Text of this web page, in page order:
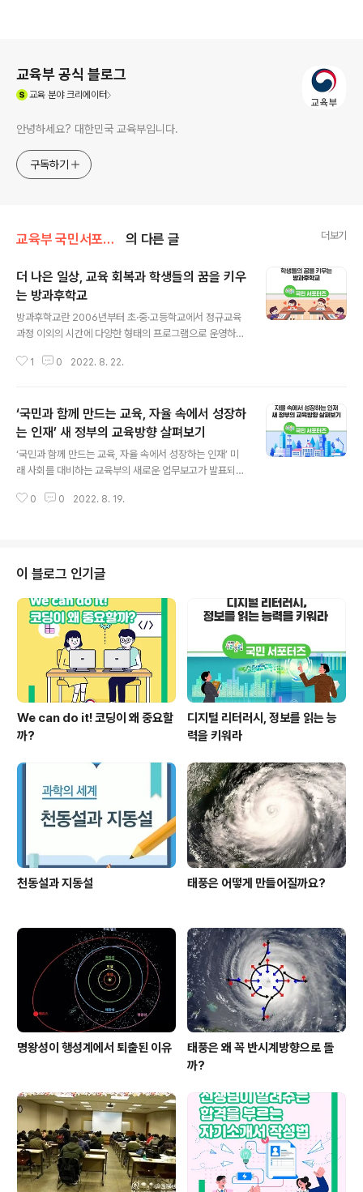
교육부 공식 블로그
교육분야 크리에이터
안녕하세요? 대한민국 교육부입니다.
구독하기
교육부 국민서포터즈 의 다른 글 더보기
더 나은 일상, 교육 회복과 학생들의 꿈을 키우
는 방과후학교
방과후학교란 2006년부터 초·중·고등학교에서 정규교육
과정 이외의 시간에 다양한 형태의 프로그램으로 운영하는
맞아 학생의 기초학력을 보완하고, 다양한 꿈과 끼를 키우
로 운영되고 있습니다. 배움이 느린 학생을 위한 지도, 일대
일 성장 멘토링 키다리샘 지난해 교육부는 ‘교육회복 종합
방안’을 발표하며, 교육(학습·정서·사회성)결손 회복을 위
해 시도교육청별로 ‘교과보충 집중(학습 도움닫기) 프로그
램’을 지원했습니다. 학습 도움닫기 프로그램은 교과보충
집중 프로그램의 이름으로, 학습결손 해소가 필요하거나
1 0 2022. 8. 22.
‘국민과 함께 만드는 교육, 자율 속에서 성장하
는 인재’ 새 정부의 교육방향 살펴보기
‘국민과 함께 만드는 교육, 자율 속에서 성장하는 인재’ 미
래 사회를 대비하는 교육부의 새로운 업무보고가 발표되었
더 먼 곳을 바라보기 위해 발돋움하려고 합니다. 총 다섯 가
창출을 위한 첨단분야 인재 양성 총력’, ‘대학의 여건과 역
량에 맞춘 다양하고 자유로운 성장 지원’ 조금은 복잡해 보
이지만 각 과제는 모두 ‘국민이 체감할 수 있는 교육개혁’을
목표로 하고 있습니다. 오늘은 5가지 과제 설명과 교육부
가 그려낸 미래 교육 계획을 설명해 드리도록 하겠습니다.
‘국민 눈높이에..
0 0 2022. 8. 19.
이 블로그 인기글
We can do it! 코딩이 왜 중요할
까?
디지털 리터러시, 정보를 읽는 능
력을 키워라
천동설과 지동설 태풍은 어떻게 만들어질까요?
명왕성이 행성계에서 퇴출된 이유
태풍은 왜 꼭 반시계방향으로 돌
까?